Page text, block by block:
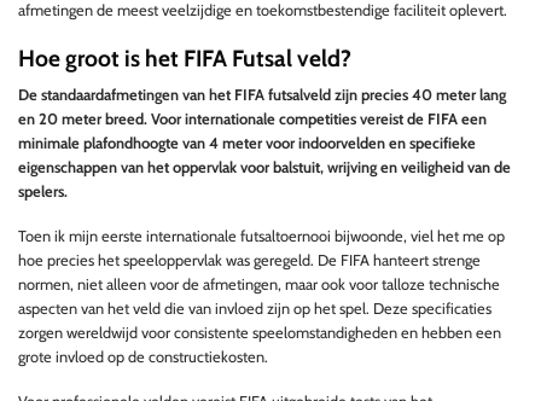
afmetingen de meest veelzijdige en toekomstbestendige faciliteit oplevert.
Hoe groot is het FIFA Futsal veld?
De standaardafmetingen van het FIFA futsalveld zijn precies 40 meter lang
en 20 meter breed. Voor internationale competities vereist de FIFA een
minimale plafondhoogte van 4 meter voor indoorvelden en specifieke
eigenschappen van het oppervlak voor balstuit, wrijving en veiligheid van de
spelers.
Toen ik mijn eerste internationale futsaltoernooi bijwoonde, viel het me op
hoe precies het speeloppervlak was geregeld. De FIFA hanteert strenge
normen, niet alleen voor de afmetingen, maar ook voor talloze technische
aspecten van het veld die van invloed zijn op het spel. Deze specificaties
zorgen wereldwijd voor consistente speelomstandigheden en hebben een
grote invloed op de constructiekosten.